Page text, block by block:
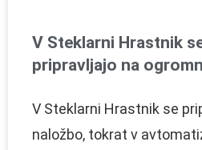
V Steklarni Hrastnik
pripravljajo na
V Steklarni Hrastnik se
naložbo, tokrat v